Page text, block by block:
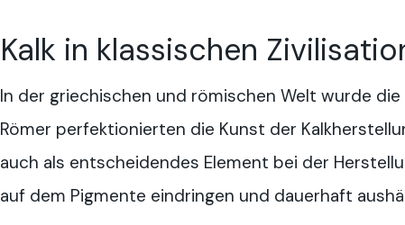
Kalk in klassischen
In der griechischen und römischen Welt wurde
Römer perfektionierten die Kunst der
auch als entscheidendes Element bei der
auf dem Pigmente eindringen und dauerhaft